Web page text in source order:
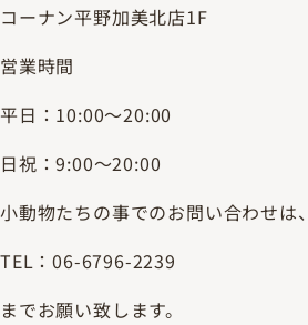
コーナン平野加美北店1F
営業時間
平日：10:00～20:00
日祝：9:00～20:00
小動物たちの事でのお問い合わせは、
TEL：06-6796-2239
までお願い致します。